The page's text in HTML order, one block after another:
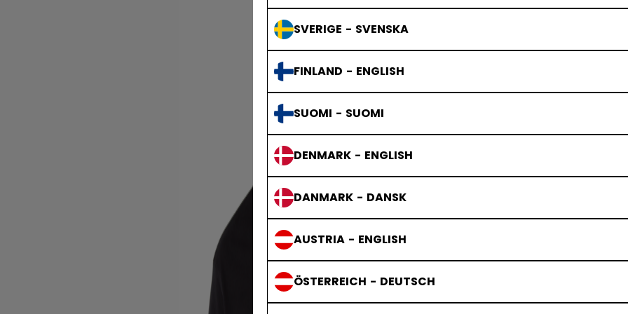
SVERIGE - SVENSKA
FINLAND - ENGLISH
SUOMI - SUOMI
DENMARK - ENGLISH
DANMARK - DANSK
AUSTRIA - ENGLISH
ÖSTERREICH - DEUTSCH